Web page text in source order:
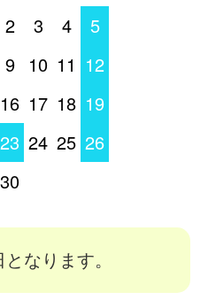
2 3 4
5
9 10 11 12
16 17 18 19
23 24 25 26
30
なります。